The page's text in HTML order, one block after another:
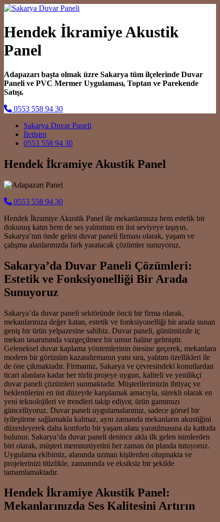
Hendek İkramiye Akustik
Panel
Adapazarı başta olmak üzre Sakarya tüm ilçelerinde Duvar
Paneli ve PVC Mermer Uygulaması, Toptan ve Parekende
Satışı.
0553 558 94 30
Main Navigation
Sakarya Duvar Paneli
İletişim
0553 558 94 30
Hendek İkramiye Akustik Panel
0553 558 94 30
Hendek İkramiye Akustik Panel ile mekanlarınıza hem estetik bir
dokunuş katın hem de ses yalıtımını en üst seviyeye taşıyın.
Sakarya’nın önde gelen duvar paneli firması olarak, yaşam ve
çalışma alanlarınızda fark yaratacak çözümler sunuyoruz.
Sakarya’da Duvar Paneli Çözümleri:
Estetik ve Fonksiyonelliği Bir Arada
Sunuyoruz
Sakarya’da duvar paneli sektöründe öncü bir firma olarak,
mekanlarınıza değer katan, estetik ve fonksiyonelliği bir arada sunan
geniş bir ürün yelpazesine sahibiz. Duvar paneli, günümüzde iç
mekan tasarımında vazgeçilmez bir unsur haline gelmiştir.
Geleneksel duvar kaplama yöntemlerinin ötesine geçerek, mekanlara
modern bir görünüm kazandırmanın yanı sıra, yalıtım özellikleri ile
de öne çıkmaktadır. Firmamız, Sakarya ve çevresindeki konutlardan
ticari alanlara kadar her türlü projeye uygun, kaliteli ve yenilikçi
duvar paneli çözümleri sunmaktadır. Müşterilerimizin ihtiyaç ve
beklentilerini en üst düzeyde karşılamak amacıyla, sürekli olarak en
yeni teknolojileri ve trendleri takip ediyor, ürün gamımızı
güncelliyoruz. Duvar paneli uygulamalarımız, sadece görsel bir
iyileştirme sağlamakla kalmaz, aynı zamanda mekanların akustiğini
düzenleyerek daha konforlu bir yaşam alanı yaratılmasına da katkıda
bulunur. Sakarya’da duvar paneli denince akla ilk gelen isimlerden
biri olarak, müşteri memnuniyetini her zaman ön planda tutuyoruz.
Uygulama ekibimiz, alanında uzman kişilerden oluşmakta ve
projelerinizi titizlikle, zamanında ve eksiksiz bir şekilde
tamamlamaktadır.
Hendek İkramiye Akustik Panel:
Mekanlarınızda Ses Kalitesini Artırın